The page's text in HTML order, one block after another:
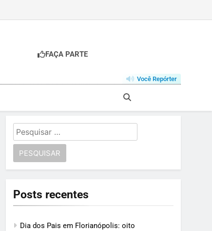
FAÇA PARTE
Você Repórter
Pesquisar
por:
Posts recentes
Dia dos Pais em Florianópolis: oito